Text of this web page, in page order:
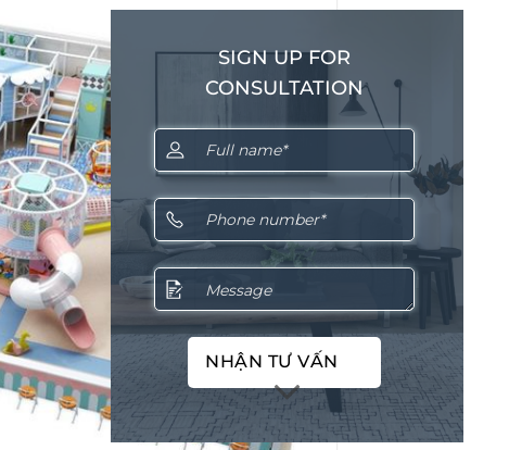
SIGN UP FOR
CONSULTATION
NHẬN TƯ VẤN